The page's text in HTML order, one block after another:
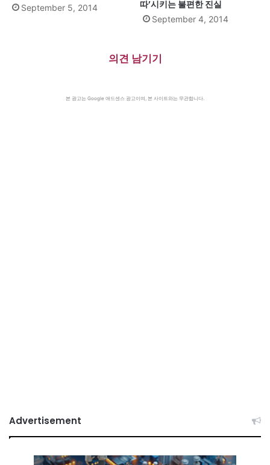
September 5, 2014 따’시키는 불편한 진실
September 4, 2014
의견 남기기
본 광고는 Google 애드센스 광고이며, 본 사이트와는 무관합니다.
Advertisement